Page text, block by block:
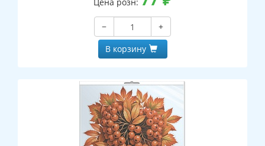
Цена розн:
−
+
В корзину